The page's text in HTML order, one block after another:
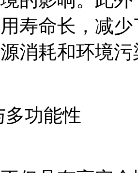
寿命长，减
消耗和环境污
多功能性